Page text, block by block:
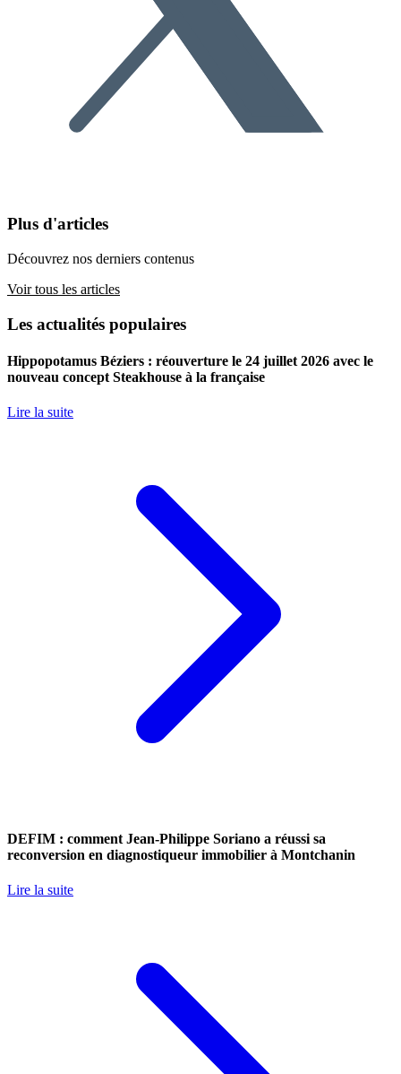
Plus d'articles
Découvrez nos derniers contenus
Voir tous les articles
Les actualités populaires
Hippopotamus Béziers : réouverture le 24 juillet 2026 avec le
nouveau concept Steakhouse à la française
Lire la suite
DEFIM : comment Jean-Philippe Soriano a réussi sa
reconversion en diagnostiqueur immobilier à Montchanin
Lire la suite